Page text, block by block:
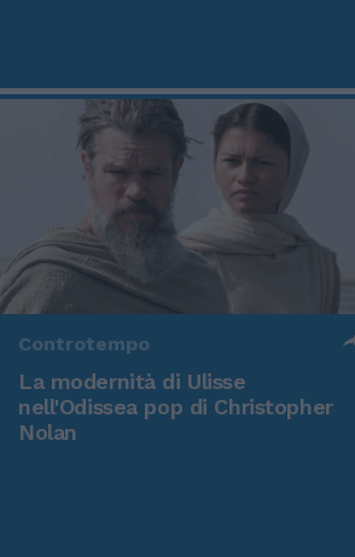
Controtempo
La modernità di Ulisse
nell'Odissea pop di Christopher
Nolan